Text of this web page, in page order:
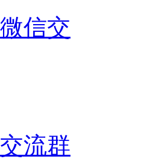
信交
流群